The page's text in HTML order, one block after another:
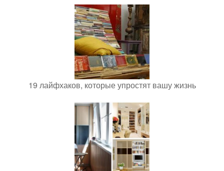
19 лайфхаков, которые упростят вашу жизнь